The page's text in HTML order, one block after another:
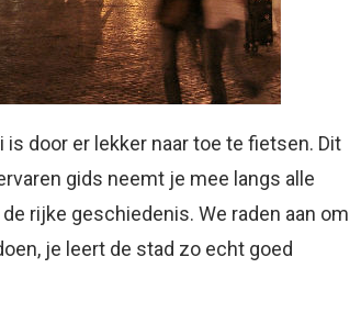
is door er lekker naar toe te fietsen. Dit
gids neemt je mee langs alle
rijke geschiedenis. We raden aan om
je leert de stad zo echt goed